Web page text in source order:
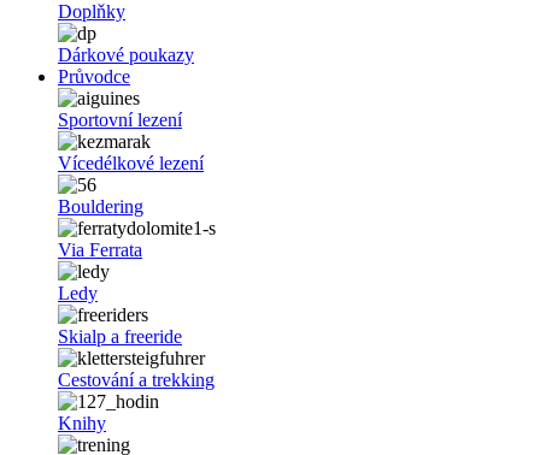
Doplňky
Dárkové poukazy
Průvodce
Sportovní lezení
Vícedélkové lezení
Bouldering
Via Ferrata
Ledy
Skialp a freeride
Cestování a trekking
Knihy